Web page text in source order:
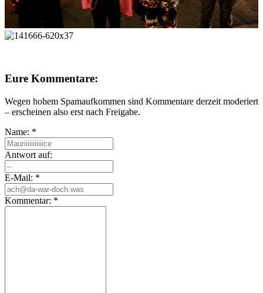
Eure Kommentare:
Wegen hohem Spamaufkommen sind Kommentare derzeit moderiert
– erscheinen also erst nach Freigabe.
Name: *
Antwort auf:
E-Mail: *
Kommentar: *